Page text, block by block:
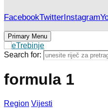
FacebookTwitterInstagram
Primary Menu
Search for:
formula 1
Region Vijesti